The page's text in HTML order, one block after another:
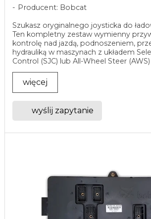
Producent: Bobcat
Szukasz oryginalnego joysticka do
Ten kompletny zestaw wymienny
kontrolę nad jazdą, podnoszeniem,
hydrauliką w maszynach z układem
Control (SJC) lub All-Wheel Steer (AWS)
więcej
wyślij zapytanie